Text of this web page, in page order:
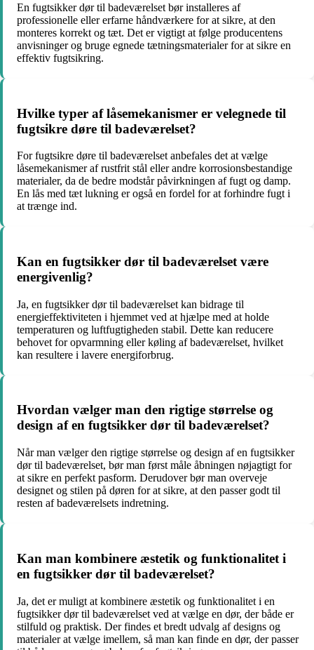
En fugtsikker dør til badeværelset bør installeres af
professionelle eller erfarne håndværkere for at sikre, at den
monteres korrekt og tæt. Det er vigtigt at følge producentens
anvisninger og bruge egnede tætningsmaterialer for at sikre en
effektiv fugtsikring.
Hvilke typer af låsemekanismer er velegnede til
fugtsikre døre til badeværelset?
For fugtsikre døre til badeværelset anbefales det at vælge
låsemekanismer af rustfrit stål eller andre korrosionsbestandige
materialer, da de bedre modstår påvirkningen af fugt og damp.
En lås med tæt lukning er også en fordel for at forhindre fugt i
at trænge ind.
Kan en fugtsikker dør til badeværelset være
energivenlig?
Ja, en fugtsikker dør til badeværelset kan bidrage til
energieffektiviteten i hjemmet ved at hjælpe med at holde
temperaturen og luftfugtigheden stabil. Dette kan reducere
behovet for opvarmning eller køling af badeværelset, hvilket
kan resultere i lavere energiforbrug.
Hvordan vælger man den rigtige størrelse og
design af en fugtsikker dør til badeværelset?
Når man vælger den rigtige størrelse og design af en fugtsikker
dør til badeværelset, bør man først måle åbningen nøjagtigt for
at sikre en perfekt pasform. Derudover bør man overveje
designet og stilen på døren for at sikre, at den passer godt til
resten af badeværelsets indretning.
Kan man kombinere æstetik og funktionalitet i
en fugtsikker dør til badeværelset?
Ja, det er muligt at kombinere æstetik og funktionalitet i en
fugtsikker dør til badeværelset ved at vælge en dør, der både er
stilfuld og praktisk. Der findes et bredt udvalg af designs og
materialer at vælge imellem, så man kan finde en dør, der passer